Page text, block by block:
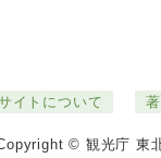
イトについて
© 観光庁 東